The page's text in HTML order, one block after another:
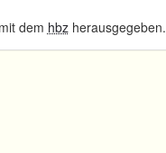
dem hbzherausgegeben.